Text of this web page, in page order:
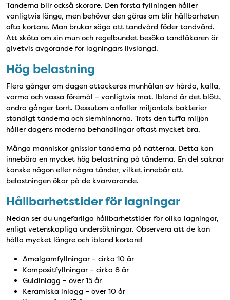
Tänderna blir också skörare. Den första fyllningen håller
vanligtvis länge, men behöver den göras om blir hållbarheten
ofta kortare. Man brukar säga att tandvård föder tandvård.
Att sköta om sin mun och regelbundet besöka tandläkaren är
givetvis avgörande för lagningars livslängd.
Hög belastning
Flera gånger om dagen attackeras munhålan av hårda, kalla,
varma och vassa föremål – vanligtvis mat. Ibland är det blött,
andra gånger torrt. Dessutom anfaller miljontals bakterier
ständigt tänderna och slemhinnorna. Trots den tuffa miljön
håller dagens moderna behandlingar oftast mycket bra.
Många människor gnisslar tänderna på nätterna. Detta kan
innebära en mycket hög belastning på tänderna. En del saknar
kanske någon eller några tänder, vilket innebär att
belastningen ökar på de kvarvarande.
Hållbarhetstider för lagningar
Nedan ser du ungefärliga hållbarhetstider för olika lagningar,
enligt vetenskapliga undersökningar. Observera att de kan
hålla mycket längre och ibland kortare!
Amalgamfyllningar – cirka 10 år
Kompositfyllningar – cirka 8 år
Guldinlägg – över 15 år
Keramiska inlägg – över 10 år